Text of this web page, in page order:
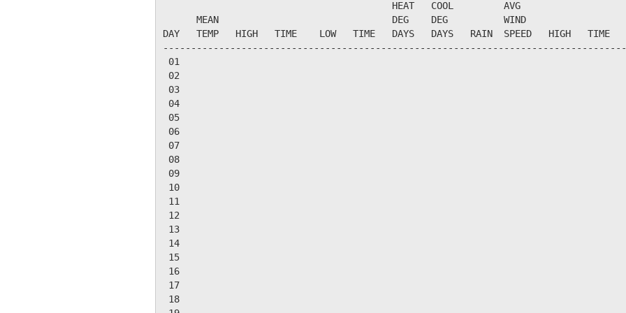
                                         HEAT   COOL         AVG
MEAN                               DEG    DEG          WIND
DAY   TEMP   HIGH   TIME    LOW   TIME   DAYS   DAYS   RAIN  SPEED   HIGH   TIME
01
02
03
04
05
06
07
08
09
10
11
12
13
14
15
16
17
18